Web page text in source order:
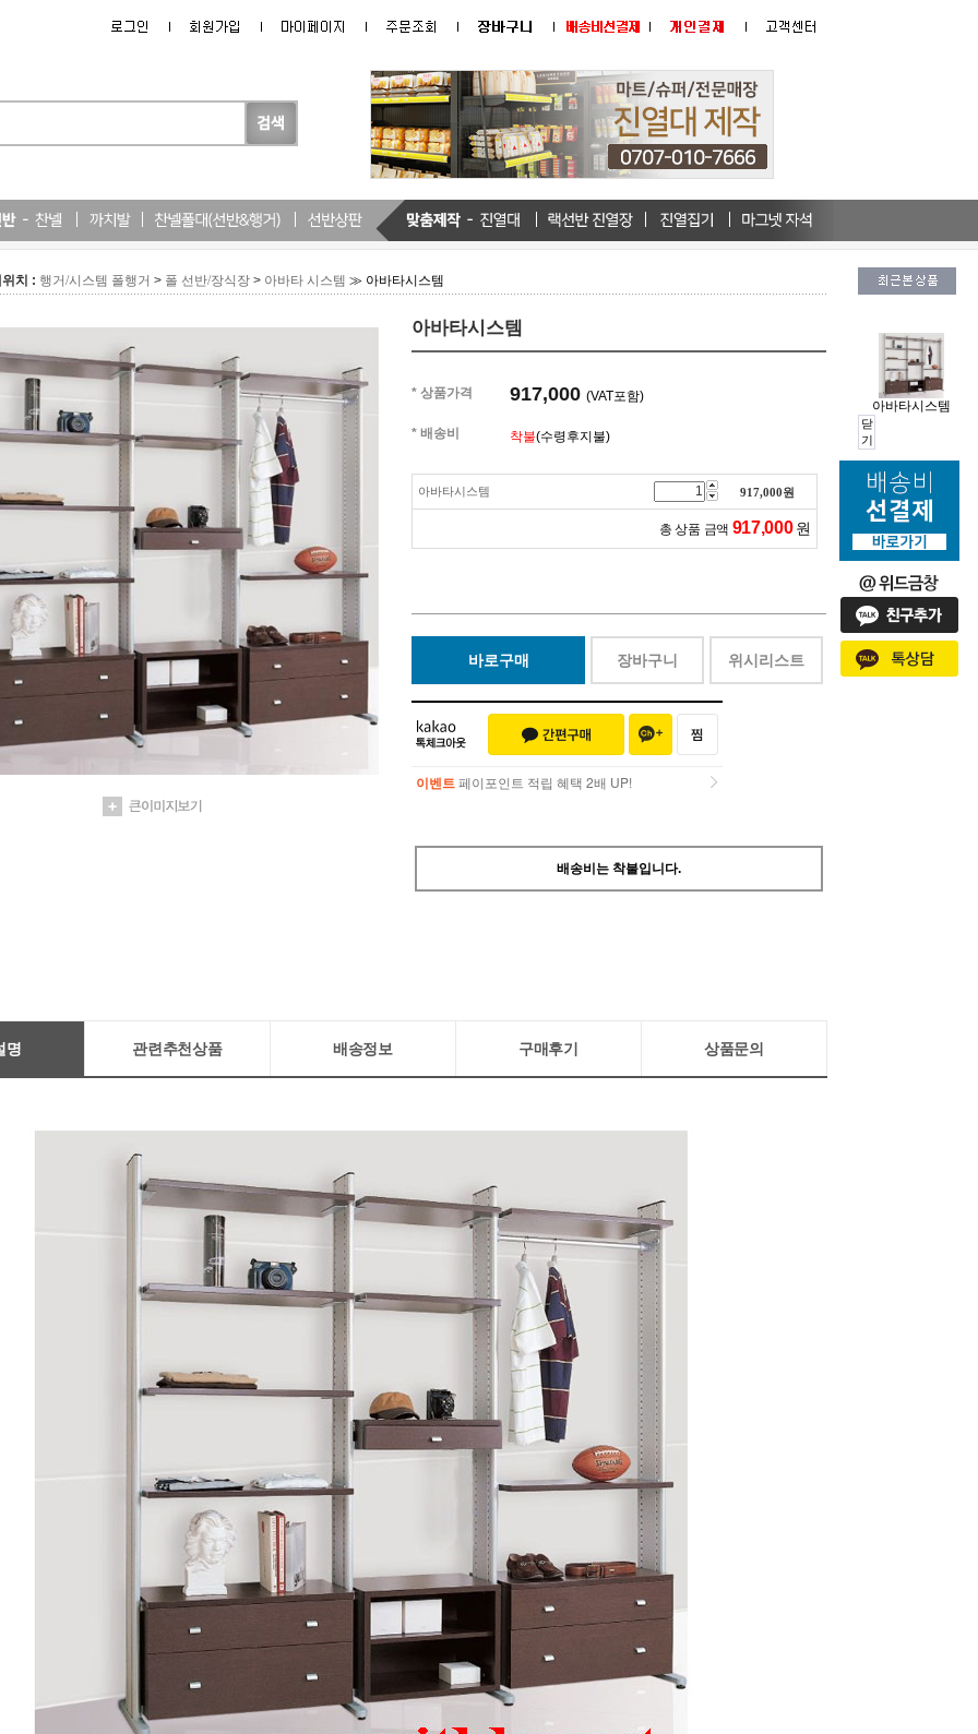
아바타시스템
닫
기
치 : 행거/시스템 폴행거 > 폴 선반/장식장 > 아바타 시스템 ≫ 아바타시스템
아바타시스템
* 상품가격 917,000 (VAT포함)
* 배송비 착불(수령후지불)
아바타시스템 917,000원
총 상품 금액 917,000 원
바로구매 장바구니 위시리스트
이벤트 페이포인트 적립 혜택 2배 UP!
배송비는 착불입니다.
명 관련추천상품 배송정보 구매후기 상품문의